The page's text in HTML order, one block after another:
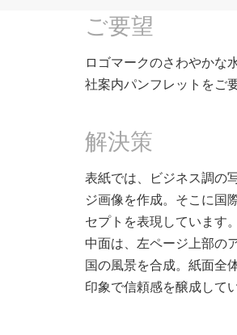
ご要望
ロゴマークのさわやかな
社案内パンフレットをご
解決策
表紙では、ビジネス調の
ジ画像を作成。そこに国
セプトを表現しています。
中面は、左ページ上部の
国の風景を合成。紙面全
印象で信頼感を醸成して